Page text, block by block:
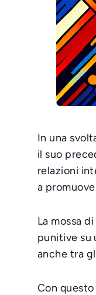
In una
il suo
relazioni
a
La mossa
punitive su
anche tra
Con